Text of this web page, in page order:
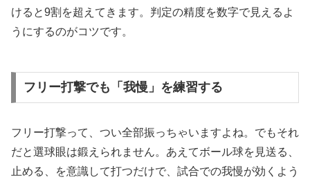
けると9割を超えてきます。判定の精度を数字で見えるよ
うにするのがコツです。
フリー打撃でも「我慢」を練習する
フリー打撃って、つい全部振っちゃいますよね。でもそれ
だと選球眼は鍛えられません。あえてボール球を見送る、
止める、を意識して打つだけで、試合での我慢が効くよう